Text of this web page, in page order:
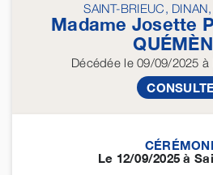
SAINT-BRIEUC,
Madame Josette
Décédéele 09/09/2025 à
Le 12/09/2025 à